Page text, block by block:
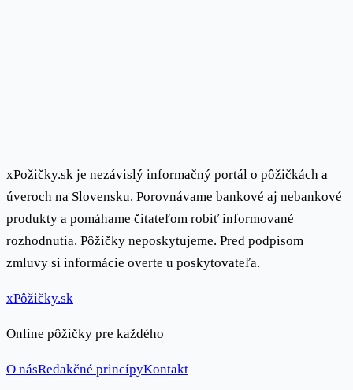
xPožičky.sk je nezávislý informačný portál o pôžičkách a
úveroch na Slovensku. Porovnávame bankové aj nebankové
produkty a pomáhame čitateľom robiť informované
rozhodnutia. Pôžičky neposkytujeme. Pred podpisom
zmluvy si informácie overte u poskytovateľa.
xPôžičky.sk
Online pôžičky pre každého
O násRedakčné princípyKontakt